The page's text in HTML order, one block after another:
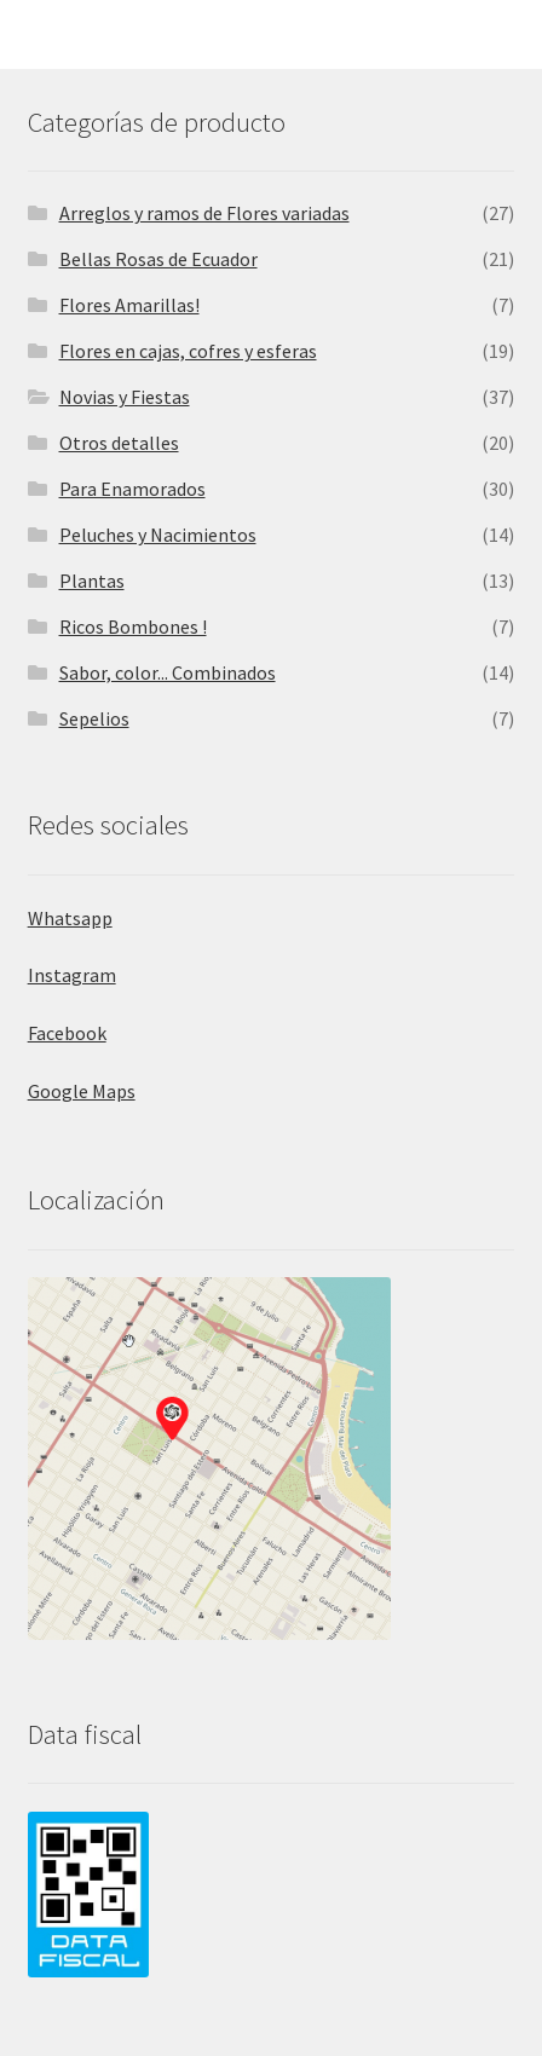
Categorías de producto
Arreglos y ramos de Flores variadas
(27)
Bellas Rosas de Ecuador
(21)
Flores Amarillas!
(7)
Flores en cajas, cofres y esferas
(19)
Novias y Fiestas
(37)
Otros detalles
(20)
Para Enamorados
(30)
Peluches y Nacimientos
(14)
Plantas
(13)
Ricos Bombones !
(7)
Sabor, color... Combinados
(14)
Sepelios
(7)
Redes sociales
Whatsapp
Instagram
Facebook
Google Maps
Localización
Data fiscal